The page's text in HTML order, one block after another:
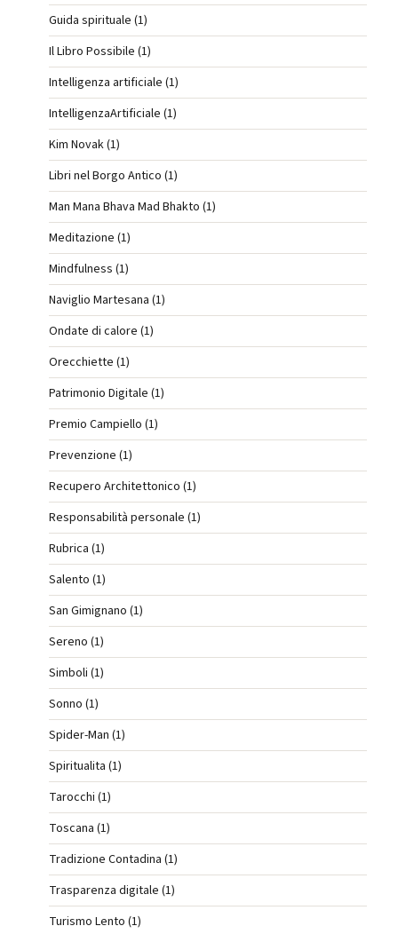
Guida spirituale (1)
Il Libro Possibile (1)
Intelligenza artificiale (1)
IntelligenzaArtificiale (1)
Kim Novak (1)
Libri nel Borgo Antico (1)
Man Mana Bhava Mad Bhakto (1)
Meditazione (1)
Mindfulness (1)
Naviglio Martesana (1)
Ondate di calore (1)
Orecchiette (1)
Patrimonio Digitale (1)
Premio Campiello (1)
Prevenzione (1)
Recupero Architettonico (1)
Responsabilità personale (1)
Rubrica (1)
Salento (1)
San Gimignano (1)
Sereno (1)
Simboli (1)
Sonno (1)
Spider-Man (1)
Spiritualita (1)
Tarocchi (1)
Toscana (1)
Tradizione Contadina (1)
Trasparenza digitale (1)
Turismo Lento (1)